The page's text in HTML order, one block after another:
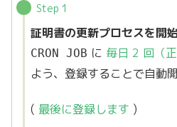
Step 1
証明書の更新プロセスを開
CRON JOB に 毎日 2 回（
よう、登録することで自動
( 最後に登録します )